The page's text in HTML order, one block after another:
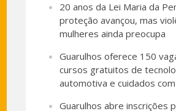
20 anos da Lei Maria da
proteção avançou, mas
mulheres ainda preocupa
Guarulhos oferece 150
cursos gratuitos de
automotiva e cuidados
Guarulhos abre inscrições